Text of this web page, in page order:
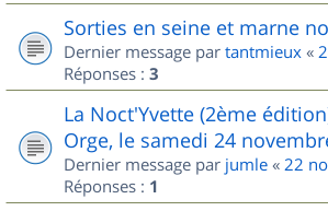
Sorties en seine et marne
Dernier message par tantmieux «
Réponses : 3
La Noct'Yvette (2ème
Orge, le samedi 24
Dernier message par jumle « 22
Réponses : 1